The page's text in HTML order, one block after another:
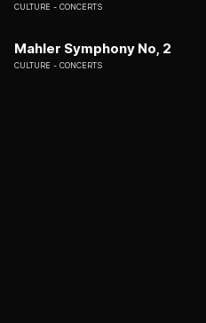
CULTURE CONCERTS
Mahler Symphony No, 2
CULTURE CONCERTS